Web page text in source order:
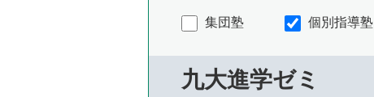
集団塾 個別指導塾
九大進学ゼミ